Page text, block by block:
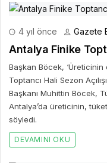
4 yıl önce Gazete
Antalya Finike
Başkan Böcek,
Toptancı Hali Sezon
Başkanı Muhittin Böcek,
Antalya’da üreticinin,
söyledi.
DEVAMINI OKU